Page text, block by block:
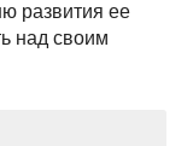
развития ее
над своим